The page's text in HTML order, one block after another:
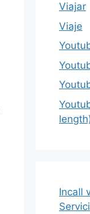
Viajar
Viaje
Incall